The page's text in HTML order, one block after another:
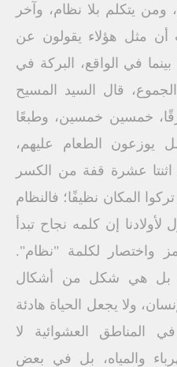
يتكلم بلا نظام، وآخر
أن مثل هؤلاء يقولون عن
بينما في الواقع، البركة في
قال السيد المسيح
خمسين خمسين، وطبعًا
يوزعون الطعام عليهم،
عشرة قفة من الكسر
المكان نظيفًا؛ فالنظام
لأولادنا إن كلمه نجاح تبدأ
واختصار لكلمة "نظام".
بل هي شكل من أشكال
ولا يجعل الحياة هادئة
العشوائية لا
والمياه، بل في بعض